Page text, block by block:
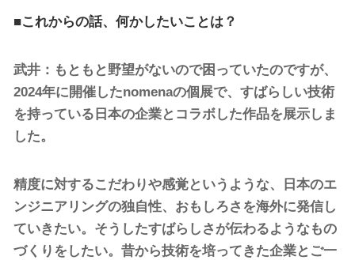
■これからの話、何かしたいことは？
武井：もともと野望がないので困っていたのですが、
2024年に開催したnomenaの個展で、すばらしい技術
を持っている日本の企業とコラボした作品を展示しま
した。
精度に対するこだわりや感覚というような、日本のエ
ンジニアリングの独自性、おもしろさを海外に発信し
ていきたい。そうしたすばらしさが伝わるようなもの
づくりをしたい。昔から技術を培ってきた企業とご一